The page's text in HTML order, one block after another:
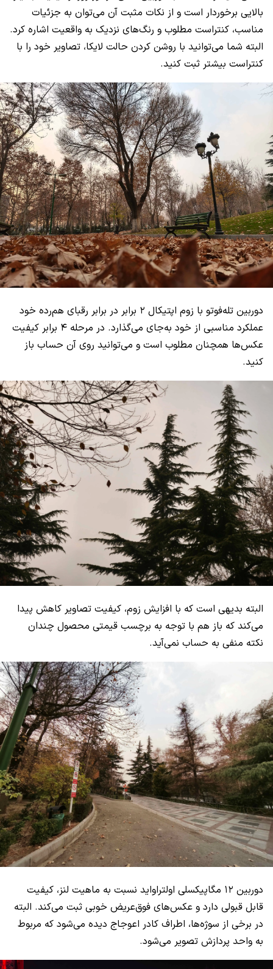
بالایی برخوردار است و از نکات مثبت آن می‌توان به جزئیات
مناسب، کنتراست مطلوب و رنگ‌های نزدیک به واقعیت اشاره کرد.
البته شما می‌توانید با روشن کردن حالت لایکا، تصاویر خود را با
کنتراست بیشتر ثبت کنید.
دوربین تله‌فوتو با زوم اپتیکال ۲ برابر در برابر رقبای هم‌رده خود
عملکرد مناسبی از خود به‌جای می‌گذارد. در مرحله ۴ برابر کیفیت
عکس‌ها همچنان مطلوب است و می‌توانید روی آن حساب باز
کنید.
البته بدیهی است که با افزایش زوم، کیفیت تصاویر کاهش پیدا
می‌کند که باز هم با توجه به برچسب قیمتی محصول چندان
نکته منفی به حساب نمی‌آید.
دوربین ۱۲ مگاپیکسلی اولتراواید نسبت به ماهیت لنز، کیفیت
قابل قبولی دارد و عکس‌های فوق‌عریض خوبی ثبت می‌کند. البته
در برخی از سوژه‌ها، اطراف کادر اعوجاج دیده می‌شود که مربوط
به واحد پردازش تصویر می‌شود.